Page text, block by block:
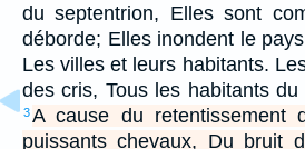
du septentrion, Elles sont
déborde; Elles inondent le
Les villes et leurs habitants.
des cris, Tous les habitants
3A cause du retentissement
puissants chevaux, Du bruit